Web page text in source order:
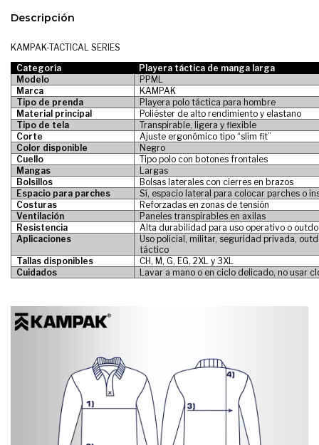
Descripción
KAMPAK-TACTICAL SERIES
Categoría
Playera táctica de manga larga
Modelo
PPML
Marca
KAMPAK
Tipo de prenda
Playera polo táctica para hombre
Material principal
Poliéster de alto rendimiento y elastano
Tipo de tela
Transpirable, ligera y flexible
Corte
Ajuste ergonómico tipo “slim fit”
Color disponible
Negro
Cuello
Tipo polo con botones frontales
Mangas
Largas
Bolsillos
Bolsas laterales con cierres en brazos
Espacio para parches
Sí, espacio lateral para colocar parches o
Costuras
Reforzadas en zonas de tensión
Ventilación
Paneles transpirables en axilas
Resistencia
Alta durabilidad para uso operativo o
Aplicaciones
Uso policial, militar, seguridad privada,
táctico
Tallas disponibles
CH, M, G, EG, 2XL y 3XL
Cuidados
Lavar a mano o en ciclo delicado, no usar